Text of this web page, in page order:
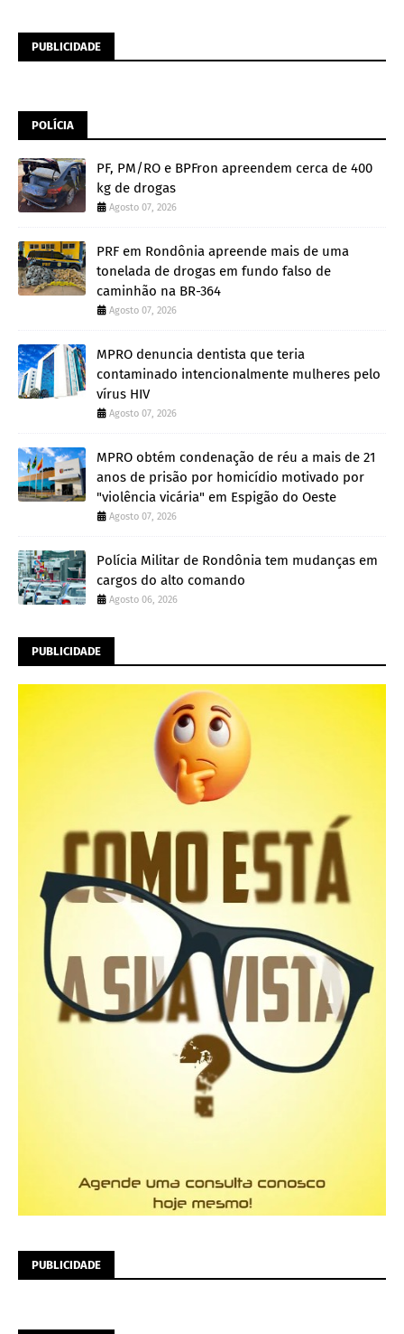
PUBLICIDADE
POLÍCIA
PF, PM/RO e BPFron apreendem cerca de 400
kg de drogas
Agosto 07, 2026
PRF em Rondônia apreende mais de uma
tonelada de drogas em fundo falso de
caminhão na BR-364
Agosto 07, 2026
MPRO denuncia dentista que teria
contaminado intencionalmente mulheres pelo
vírus HIV
Agosto 07, 2026
MPRO obtém condenação de réu a mais de 21
anos de prisão por homicídio motivado por
"violência vicária" em Espigão do Oeste
Agosto 07, 2026
Polícia Militar de Rondônia tem mudanças em
cargos do alto comando
Agosto 06, 2026
PUBLICIDADE
PUBLICIDADE